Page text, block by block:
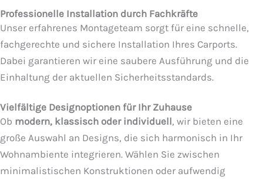
Professionelle Installation durch Fachkräfte
Unser erfahrenes Montageteam sorgt für eine schnelle,
fachgerechte und sichere Installation Ihres Carports.
Dabei garantieren wir eine saubere Ausführung und die
Einhaltung der aktuellen Sicherheitsstandards.
Vielfältige Designoptionen für Ihr Zuhause
Ob modern, klassisch oder individuell, wir bieten eine
große Auswahl an Designs, die sich harmonisch in Ihr
Wohnambiente integrieren. Wählen Sie zwischen
minimalistischen Konstruktionen oder aufwendig